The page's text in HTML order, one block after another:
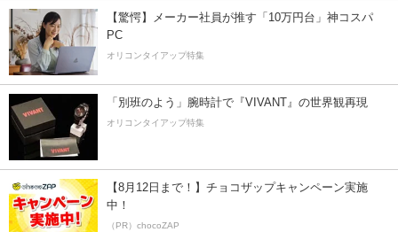
【驚愕】メーカー社員が推す「10万円台」神コスパ
PC
オリコンタイアップ特集
「別班のよう」腕時計で『VIVANT』の世界観再現
オリコンタイアップ特集
【8月12日まで！】チョコザップキャンペーン実施
中！
（PR）chocoZAP